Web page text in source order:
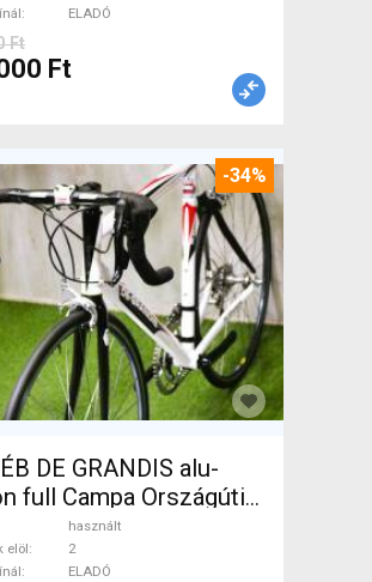
ELADÓ
Ft
Ft
-34%
DE GRANDIS alu-
full Campa Országúti
ELADÓ
használt
elöl
2
ELADÓ